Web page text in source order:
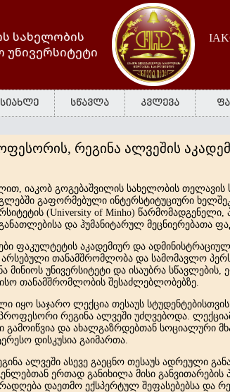
სახელობის
სიახლე სწავლა კვლევა
რეგინა ალვეშის
, იაკობ გოგებაშვილის სახელობის თელავის
გაფორმებული ინტერსტიტუციური
(University of Minho) წარმომადგენელი,
და ჰუმანიტარულ მეცნიერებათა
ფაკულტეტის აკადემიურ და ადმინისტრაციულ
არსებული თანამშრომლობა და სამომავლო
მინიოს უნივერსიტეტი და ისაუბრა სწავლების,
თანამშრომლობის შესაძლებლობებზე.
იყო საჯარო ლექცია თესაუს სტუდენტებისთვის
რეგინა ალვეში უძღვებოდა.
გამოიწვია და ახალგაზრდებთან სოციალური
დისკუსია გაიმართა.
ალვეში ასევე გაეცნო თესაუს ადრეული
ერთად განიხილა მისი განვითარების
დაეთმო ექსპერტულ შეფასებებსა და